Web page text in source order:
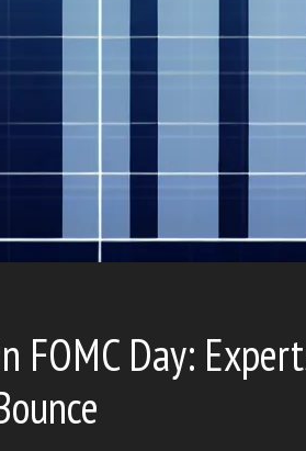
FOMC Day: